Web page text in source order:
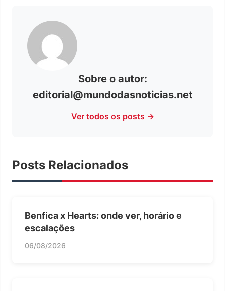
Sobre o autor:
editorial@mundodasnoticias.net
Ver todos os posts →
Posts Relacionados
Benfica x Hearts: onde ver, horário e
escalações
06/08/2026